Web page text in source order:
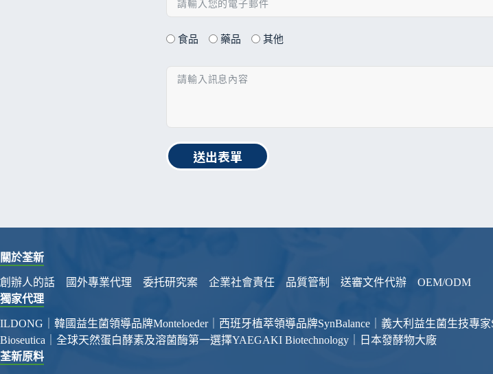
食品 藥品 其他
送出表單
關於荃新
創辦人的話 國外專業代理 委托研究案 企業社會責任 品質管制 送審文件代辦
OEM/ODM
獨家代理
ILDONG｜韓國益生菌領導品牌Monteloeder｜西班牙植萃領導品牌SynBalance｜義大利益生菌生技專家
Bioseutica｜全球天然蛋白酵素及溶菌酶第一選擇YAEGAKI Biotechnology｜日本發酵物大廠
荃新原料